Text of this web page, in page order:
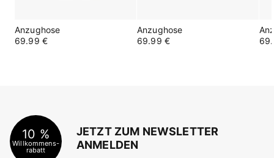
Anzughose
69.99 €
Anzughose
69.99 €
10 %
Willkommens-
rabatt
JETZT ZUM NEWSLETTER
ANMELDEN